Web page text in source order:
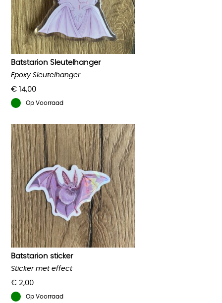
Batstarion Sleutelhanger
€ 14,00
Epoxy Sleutelhanger
Op Voorraad
Batstarion sticker
€ 2,00
Sticker met effect
Op Voorraad